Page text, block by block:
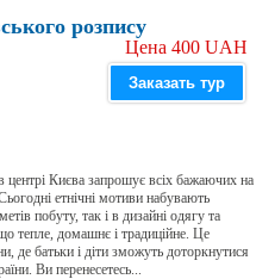
розпису
Цена 400 UAH
Заказать тур
Києва запрошує всіх бажаючих на
етнічні мотиви набувають
побуту, так і в дизайні одягу та
тепле, домашнє і традиційне. Це
де батьки і діти зможуть доторкнутися
Ви перенесетесь...